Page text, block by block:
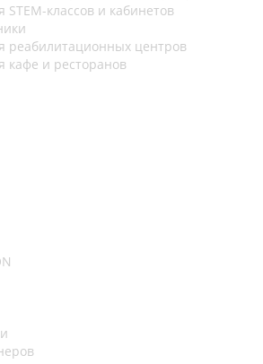
STEM-классов и кабинетов
реабилитационных центров
кафе и ресторанов